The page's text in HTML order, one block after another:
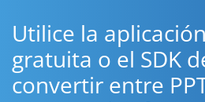
Utilice la
gratuita o el SDK
convertir entre